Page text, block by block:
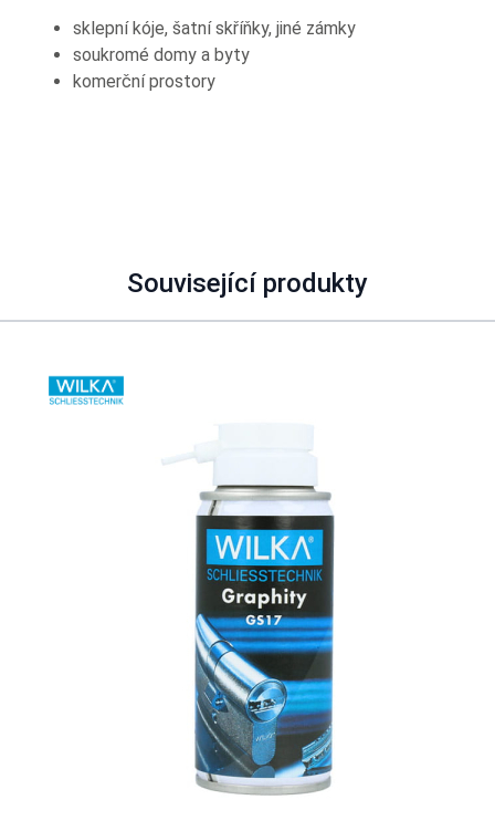
sklepní kóje, šatní skříňky, jiné zámky
soukromé domy a byty
komerční prostory
Související produkty